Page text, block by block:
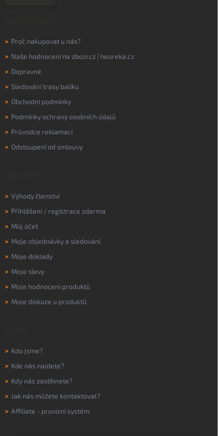
> Proč nakupovat u nás?
> Naše hodnocení na zbozi.cz | heureka.cz
> Dopravné
> Sledování trasy balíku
> Obchodní podmínky
> Podmínky ochrany osobních údajů
> Průvodce reklamací
> Odstoupení od smlouvy
> Výhody členství
> Přihlášení/ registrace zdarma
> Můj účet
> Moje objednávky a sledování
> Moje doklady
> Moje slevy
> Moje hodnocení produktů
> Moje diskuze u produktů
> Kdo jsme?
> Kde nás najdete?
> Kdy nás zastihnete?
> Jak nás můžete kontaktovat?
> Affiliate - provizní systém